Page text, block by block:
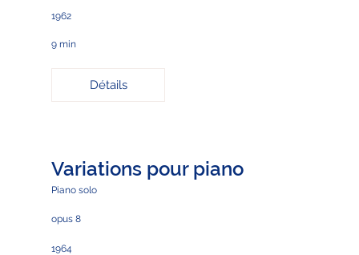
1962
9 min
Détails
Variations pour piano
Piano solo
opus 8
1964